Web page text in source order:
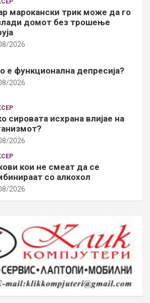
марокански трик може да го
домот без трошење
2026
е функционална депресија?
2026
сировата исхрана влијае на
2026
кои не смеат да се
со алкохол
2026